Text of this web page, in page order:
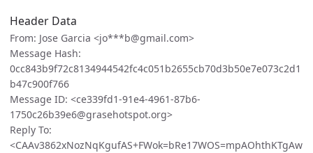
Header Data
From: Jose Garcia <jo***b@gmail.com>
Message Hash:
0cc843b9f72c8134944542fc4c051b2655cb70d3b50e7e073c2d1
b47c900f766
Message ID: <ce339fd1-91e4-4961-87b6-
1750c26b39e6@grasehotspot.org>
Reply To:
<CAAv3862xNozNqKgufAS+FWok=bRe17WOS=mpAOhthKTgAw